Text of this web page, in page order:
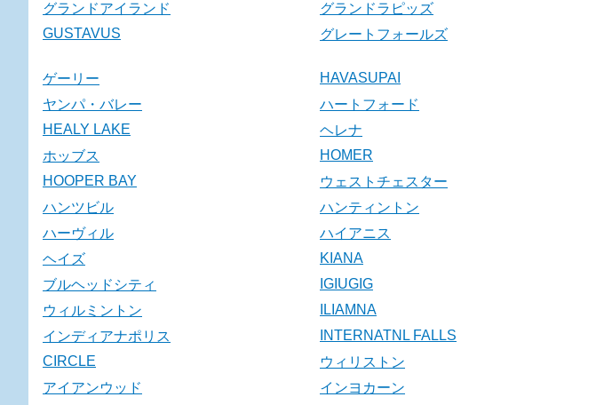
グランドアイランド
グランドラピッズ
GUSTAVUS
グレートフォールズ
ゲーリー HAVASUPAI
ヤンパ・バレー
ハートフォード
HEALY LAKE
ヘレナ
ホッブス
HOMER
HOOPER BAY
ウェストチェスター
ハンツビル
ハンティントン
ハーヴィル
ハイアニス
ヘイズ
KIANA
ブルヘッドシティ
IGIUGIG
ウィルミントン
ILIAMNA
インディアナポリス
INTERNATNL FALLS
CIRCLE
ウィリストン
アイアンウッド
インヨカーン